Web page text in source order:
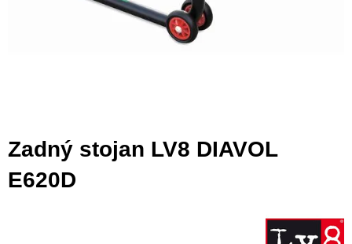
Zadný stojan LV8 DIAVOL
E620D